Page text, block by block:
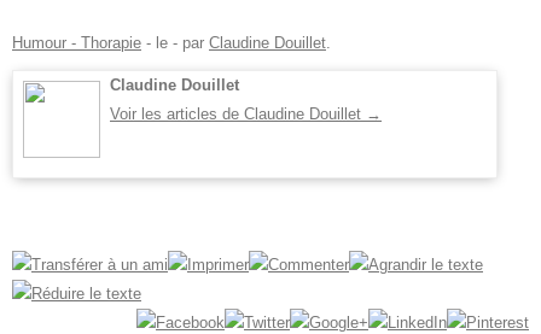
Humour - Thorapie - le - par Claudine Douillet.
Claudine Douillet
Voir les articles de Claudine Douillet →